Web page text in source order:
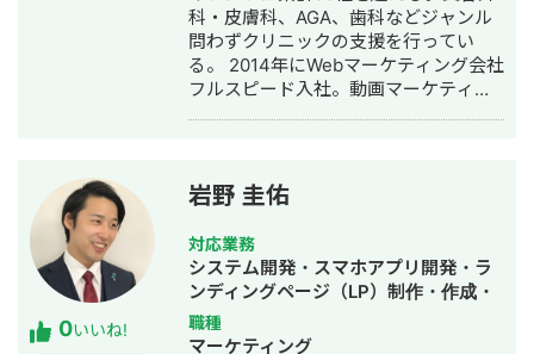
ウンドメディア制作・構築・運用代
行・動画制作・動画編集・営業代行
科・皮膚科、AGA、歯科などジャンル
問わずクリニックの支援を行ってい
る。 2014年にWebマーケティング会社
フルスピード入社。動画マーケティン
独立。 独立後はフリーランスとなり、
フロントエンドエンジニア兼総合Web
マーケターとして活動。現在はWebコ
ンサルティング会社を創設し、法人と
してStockSunに参画。
0いいね!
岩野 圭佑
対応業務
システム開発・スマホアプリ開発・ラ
ンディングページ（LP）制作・作成・
Youtubeチャンネル運営代行・立ち上
げ・ECサイト構築・ネットショップ作
職種
マーケティング